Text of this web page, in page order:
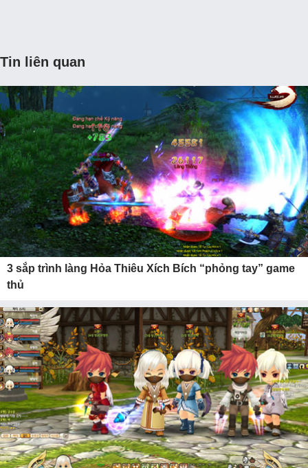
Tin liên quan
3 sắp trình làng Hỏa Thiêu Xích Bích “phỏng tay” game
thủ